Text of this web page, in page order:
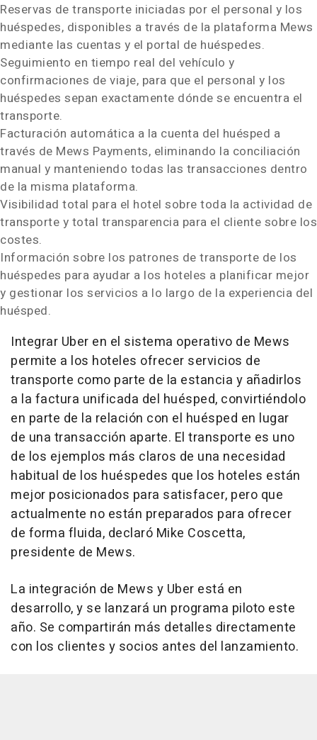
Reservas de transporte iniciadas por el personal y los
huéspedes, disponibles a través de la plataforma Mews
mediante las cuentas y el portal de huéspedes.
Seguimiento en tiempo real del vehículo y
confirmaciones de viaje, para que el personal y los
huéspedes sepan exactamente dónde se encuentra el
transporte.
Facturación automática a la cuenta del huésped a
través de Mews Payments, eliminando la conciliación
manual y manteniendo todas las transacciones dentro
de la misma plataforma.
Visibilidad total para el hotel sobre toda la actividad de
transporte y total transparencia para el cliente sobre los
costes.
Información sobre los patrones de transporte de los
huéspedes para ayudar a los hoteles a planificar mejor
y gestionar los servicios a lo largo de la experiencia del
huésped.
Integrar Uber en el sistema operativo de Mews
permite a los hoteles ofrecer servicios de
transporte como parte de la estancia y añadirlos
a la factura unificada del huésped, convirtiéndolo
en parte de la relación con el huésped en lugar
de una transacción aparte. El transporte es uno
de los ejemplos más claros de una necesidad
habitual de los huéspedes que los hoteles están
mejor posicionados para satisfacer, pero que
actualmente no están preparados para ofrecer
de forma fluida, declaró Mike Coscetta,
presidente de Mews.
La integración de Mews y Uber está en
desarrollo, y se lanzará un programa piloto este
año. Se compartirán más detalles directamente
con los clientes y socios antes del lanzamiento.